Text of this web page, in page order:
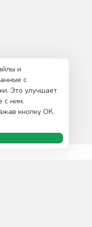
и
с
Это улучшает
с ним.
кнопку ОК.